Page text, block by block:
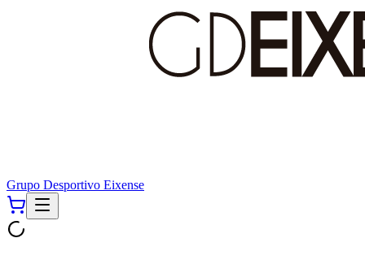
Grupo Desportivo Eixense